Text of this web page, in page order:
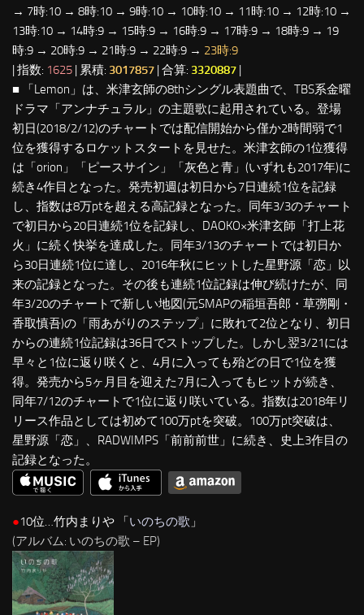
→ 7時:10 → 8時:10 → 9時:10 → 10時:10 → 11時:10 → 12時:10 →
13時:10 → 14時:9 → 15時:9 → 16時:9 → 17時:9 → 18時:9 → 19
時:9 → 20時:9 → 21時:9 → 22時:9 → 23時:9
| 指数: 1625 | 累積: 3017857 | 合算: 3320887 |
■ 「Lemon」は、米津玄師の8thシングル表題曲で、TBS系金曜
ドラマ「アンナチュラル」の主題歌に起用されている。登場
初日(2018/2/12)のチャートでは配信開始から僅か2時間弱で1
位を獲得するロケットスタートを見せた。米津玄師の1位獲得
は「orion」「ピースサイン」「灰色と青」(いずれも2017年)に
続き4作目となった。発売初週は初日から7日連続1位を記録
し、指数は8万ptを超える高記録となった。同年3/3のチャート
で初日から20日連続1位を記録し、DAOKO×米津玄師「打上花
火」に続く快挙を達成した。同年3/13のチャートでは初日か
ら30日連続1位に達し、2016年秋にヒットした星野源「恋」以
来の記録となった。その後も連続1位記録は伸び続けたが、同
年3/20のチャートで新しい地図(元SMAPの稲垣吾郎・草彅剛・
香取慎吾)の「雨あがりのステップ」に敗れて2位となり、初日
からの連続1位記録は36日でストップした。しかし翌3/21には
早々と1位に返り咲くと、4月に入っても殆どの日で1位を獲
得。発売から5ヶ月目を迎えた7月に入ってもヒットが続き、
同年7/12のチャートで1位に返り咲いている。指数は2018年リ
リース作品としては初めて100万ptを突破。100万pt突破は、
星野源「恋」、RADWIMPS「前前前世」に続き、史上3作目の
記録となった。
●10位…竹内まりや 「いのちの歌 」
(アルバム: いのちの歌 – EP)